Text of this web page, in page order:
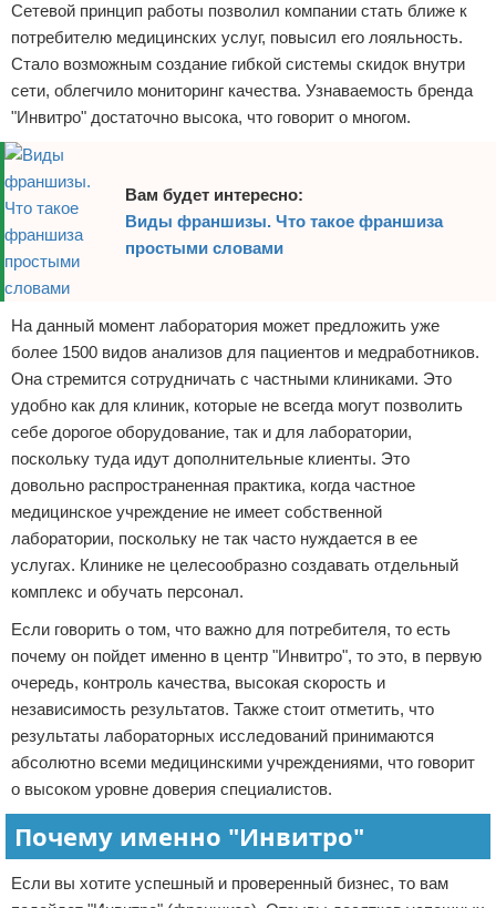
Сетевой принцип работы позволил компании стать ближе к
потребителю медицинских услуг, повысил его лояльность.
Стало возможным создание гибкой системы скидок внутри
сети, облегчило мониторинг качества. Узнаваемость бренда
"Инвитро" достаточно высока, что говорит о многом.
Вам будет интересно:
Виды франшизы. Что такое франшиза
простыми словами
На данный момент лаборатория может предложить уже
более 1500 видов анализов для пациентов и медработников.
Она стремится сотрудничать с частными клиниками. Это
удобно как для клиник, которые не всегда могут позволить
себе дорогое оборудование, так и для лаборатории,
поскольку туда идут дополнительные клиенты. Это
довольно распространенная практика, когда частное
медицинское учреждение не имеет собственной
лаборатории, поскольку не так часто нуждается в ее
услугах. Клинике не целесообразно создавать отдельный
комплекс и обучать персонал.
Если говорить о том, что важно для потребителя, то есть
почему он пойдет именно в центр "Инвитро", то это, в первую
очередь, контроль качества, высокая скорость и
независимость результатов. Также стоит отметить, что
результаты лабораторных исследований принимаются
абсолютно всеми медицинскими учреждениями, что говорит
о высоком уровне доверия специалистов.
Почему именно "Инвитро"
Если вы хотите успешный и проверенный бизнес, то вам